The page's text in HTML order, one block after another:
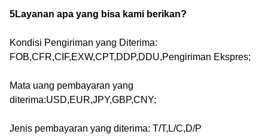
5Layanan apa yang bisa kami berikan?
Kondisi Pengiriman yang Diterima:
FOB,CFR,CIF,EXW,CPT,DDP,DDU,Pengiriman Ekspres;
Mata uang pembayaran yang
diterima:USD,EUR,JPY,GBP,CNY;
Jenis pembayaran yang diterima: T/T,L/C,D/P